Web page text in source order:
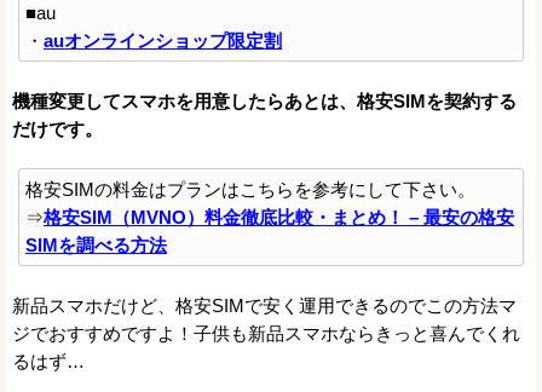
■au
・ auオンラインショップ限定割
機種変更してスマホを用意したらあとは、格安SIMを契約する
だけです。
格安SIMの料金はプランはこちらを参考にして下さい。
⇒格安SIM（MVNO）料金徹底比較・まとめ！ – 最安の格安
SIMを調べる方法
新品スマホだけど、格安SIMで安く運用できるのでこの方法マ
ジでおすすめですよ！子供も新品スマホならきっと喜んでくれ
るはず…